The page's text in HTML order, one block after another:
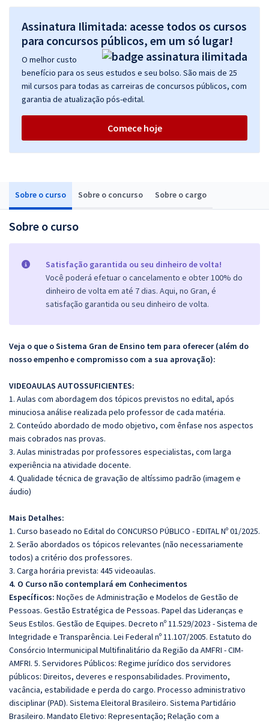
Sobre o curso Sobre o concurso Sobre o cargo
Sobre o curso
Satisfação garantida ou seu dinheiro de volta!
Você poderá efetuar o cancelamento e obter 100% do
dinheiro de volta em até 7 dias. Aqui, no Gran, é
satisfação garantida ou seu dinheiro de volta.
Veja o que o Sistema Gran de Ensino tem para oferecer (além do
nosso empenho e compromisso com a sua aprovação):
VIDEOAULAS AUTOSSUFICIENTES:
1. Aulas com abordagem dos tópicos previstos no edital, após
minuciosa análise realizada pelo professor de cada matéria.
2. Conteúdo abordado de modo objetivo, com ênfase nos aspectos
mais cobrados nas provas.
3. Aulas ministradas por professores especialistas, com larga
experiência na atividade docente.
4. Qualidade técnica de gravação de altíssimo padrão (imagem e
áudio)
Mais Detalhes:
1. Curso baseado no Edital do CONCURSO PÚBLICO - EDITAL Nº 01/2025.
2. Serão abordados os tópicos relevantes (não necessariamente
todos) a critério dos professores.
3. Carga horária prevista: 445 videoaulas.
4. O Curso não contemplará em Conhecimentos
Específicos: Noções de Administração e Modelos de Gestão de
Pessoas. Gestão Estratégica de Pessoas. Papel das Lideranças e
Seus Estilos. Gestão de Equipes. Decreto nº 11.529/2023 - Sistema de
Integridade e Transparência. Lei Federal nº 11.107/2005. Estatuto do
Consórcio Intermunicipal Multifinalitário da Região da AMFRI - CIM-
AMFRI. 5. Servidores Públicos: Regime jurídico dos servidores
públicos: Direitos, deveres e responsabilidades. Provimento,
vacância, estabilidade e perda do cargo. Processo administrativo
disciplinar (PAD). Sistema Eleitoral Brasileiro. Sistema Partidário
Brasileiro. Mandato Eletivo: Representação; Relação com a
Assinatura Ilimitada: acesse todos os cursos
para concursos públicos, em um só lugar!
O melhor custo
benefício para os seus estudos e seu bolso. São mais de 25
mil cursos para todas as carreiras de concursos públicos, com
garantia de atualização pós-edital.
Comece hoje